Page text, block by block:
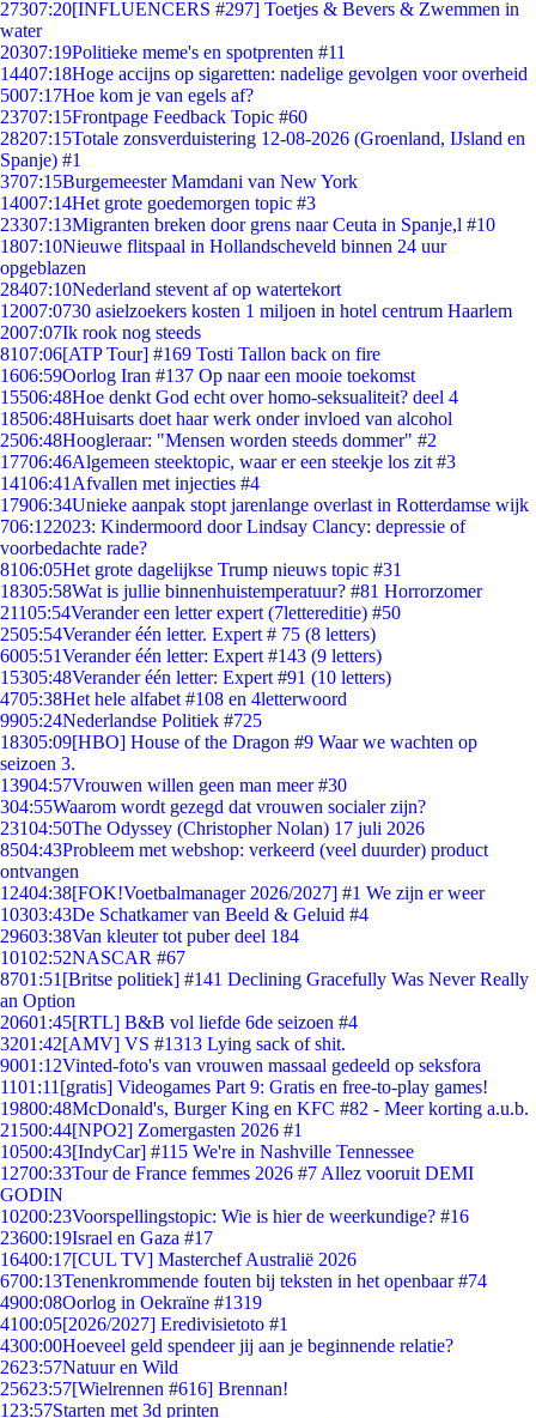
27307:20[INFLUENCERS #297] Toetjes & Bevers & Zwemmen in
water
20307:19Politieke meme's en spotprenten #11
14407:18Hoge accijns op sigaretten: nadelige gevolgen voor overheid
5007:17Hoe kom je van egels af?
23707:15Frontpage Feedback Topic #60
28207:15Totale zonsverduistering 12-08-2026 (Groenland, IJsland en
Spanje) #1
3707:15Burgemeester Mamdani van New York
14007:14Het grote goedemorgen topic #3
23307:13Migranten breken door grens naar Ceuta in Spanje,l #10
1807:10Nieuwe flitspaal in Hollandscheveld binnen 24 uur
opgeblazen
28407:10Nederland stevent af op watertekort
12007:0730 asielzoekers kosten 1 miljoen in hotel centrum Haarlem
2007:07Ik rook nog steeds
8107:06[ATP Tour] #169 Tosti Tallon back on fire
1606:59Oorlog Iran #137 Op naar een mooie toekomst
15506:48Hoe denkt God echt over homo-seksualiteit? deel 4
18506:48Huisarts doet haar werk onder invloed van alcohol
2506:48Hoogleraar: "Mensen worden steeds dommer" #2
17706:46Algemeen steektopic, waar er een steekje los zit #3
14106:41 Afvallen met injecties #4
17906:34Unieke aanpak stopt jarenlange overlast in Rotterdamse wijk
706:122023: Kindermoord door Lindsay Clancy: depressie of
voorbedachte rade?
8106:05Het grote dagelijkse Trump nieuws topic #31
18305:58Wat is jullie binnenhuistemperatuur? #81 Horrorzomer
21105:54Verander een letter expert (7lettereditie) #50
2505:54Verander één letter. Expert # 75 (8 letters)
6005:51Verander één letter: Expert #143 (9 letters)
15305:48Verander één letter: Expert #91 (10 letters)
4705:38Het hele alfabet #108 en 4letterwoord
9905:24Nederlandse Politiek #725
18305:09[HBO] House of the Dragon #9 Waar we wachten op
seizoen 3.
13904:57Vrouwen willen geen man meer #30
304:55Waarom wordt gezegd dat vrouwen socialer zijn?
23104:50The Odyssey (Christopher Nolan) 17 juli 2026
8504:43Probleem met webshop: verkeerd (veel duurder) product
ontvangen
12404:38[FOK!Voetbalmanager 2026/2027] #1 We zijn er weer
10303:43De Schatkamer van Beeld & Geluid #4
29603:38Van kleuter tot puber deel 184
10102:52NASCAR #67
8701:51 [Britse politiek] #141 Declining Gracefully Was Never Really
an Option
20601:45[RTL] B&B vol liefde 6de seizoen #4
3201:42[AMV] VS #1313 Lying sack of shit.
9001:12Vinted-foto's van vrouwen massaal gedeeld op seksfora
1101:11 [gratis] Videogames Part 9: Gratis en free-to-play games!
19800:48McDonald's, Burger King en KFC #82 - Meer korting a.u.b.
21500:44[NPO2] Zomergasten 2026 #1
10500:43[IndyCar] #115 We're in Nashville Tennessee
12700:33Tour de France femmes 2026 #7 Allez vooruit DEMI
GODIN
10200:23Voorspellingstopic: Wie is hier de weerkundige? #16
23600:19Israel en Gaza #17
16400:17[CUL TV] Masterchef Australië 2026
6700:13Tenenkrommende fouten bij teksten in het openbaar #74
4900:08Oorlog in Oekraïne #1319
4100:05[2026/2027] Eredivisietoto #1
4300:00Hoeveel geld spendeer jij aan je beginnende relatie?
2623:57Natuur en Wild
25623:57[Wielrennen #616] Brennan!
1 23:57Starten met 3d printen